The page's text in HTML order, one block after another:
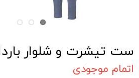
ست تیشرت و شلوار
اتمام موجودی